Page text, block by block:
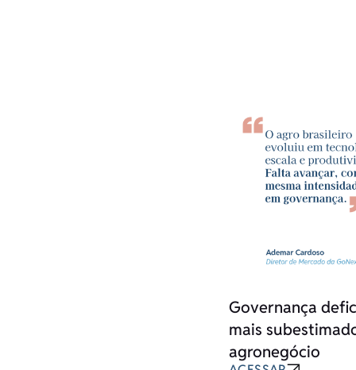
Governança
mais
agronegócio